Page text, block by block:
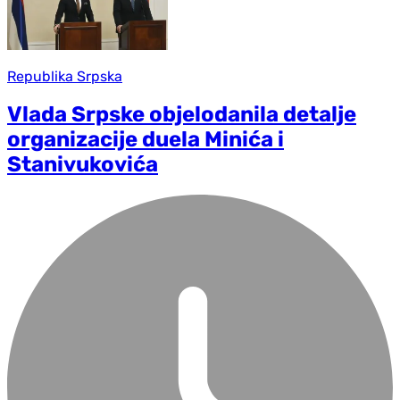
Republika Srpska
Vlada Srpske objelodanila detalje
organizacije duela Minića i
Stanivukovića